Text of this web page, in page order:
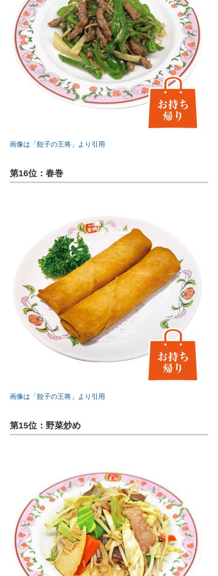
画像は「餃子の王将」より引用
第16位：春巻
画像は「餃子の王将」より引用
第15位：野菜炒め